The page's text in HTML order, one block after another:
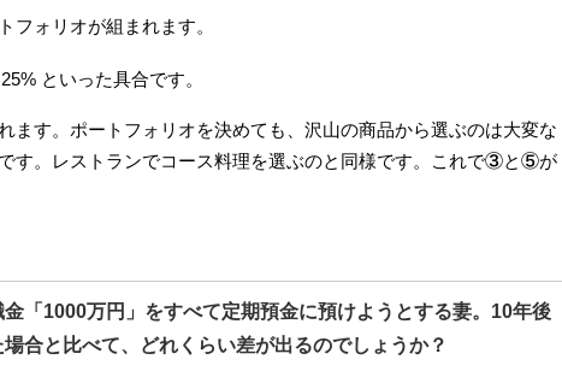
フォリオが組まれます。
といった具合です。
ます。ポートフォリオを決めても、沢山の商品から選ぶのは大変な
す。レストランでコース料理を選ぶのと同様です。これで③と⑤が
金「1000万円」をすべて定期預金に預けようとする妻。10年後
合と比べて、どれくらい差が出るのでしょうか？